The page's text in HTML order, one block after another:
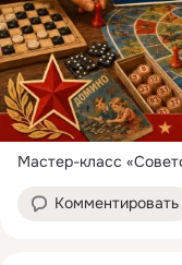
Мастер-класс
Комментировать